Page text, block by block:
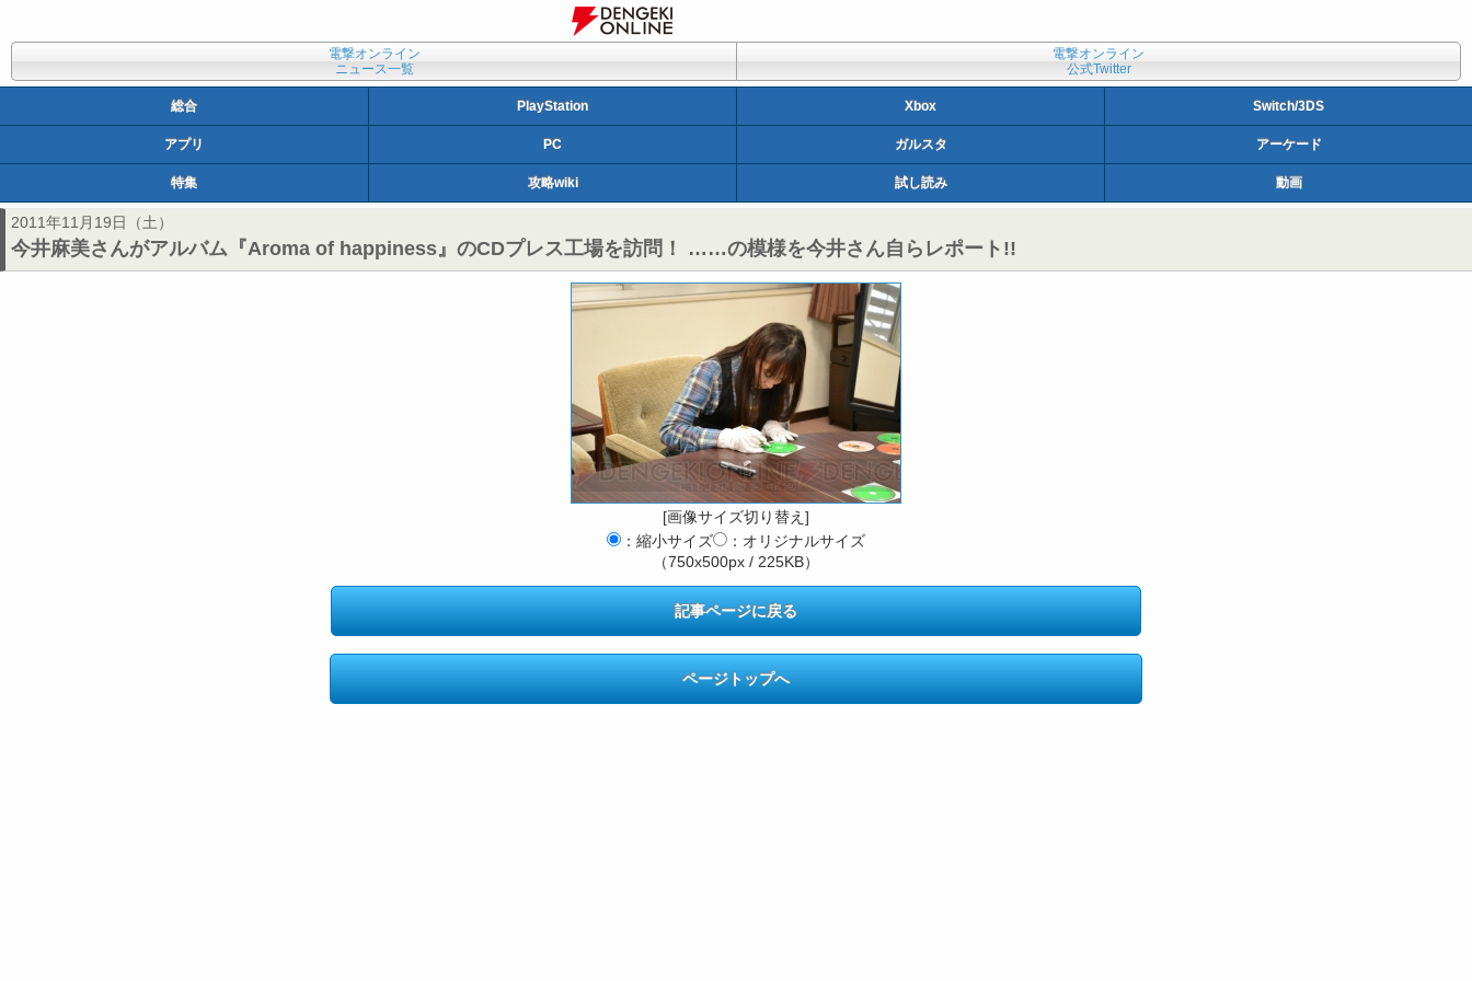
電撃オンライン
ニュース一覧
電撃オンライン
公式Twitter
総合 PlayStation Xbox Switch/3DS
アプリ PC ガルスタ アーケード
特集 攻略wiki 試し読み 動画
2011年11月19日（土）
今井麻美さんがアルバム『Aroma of happiness』のCDプレス工場を訪問！ ……の模様を今井さん自らレポート!!
[画像サイズ切り替え]
：縮小サイズ
：オリジナルサイズ
（750x500px / 225KB）
記事ページに戻る
ページトップへ